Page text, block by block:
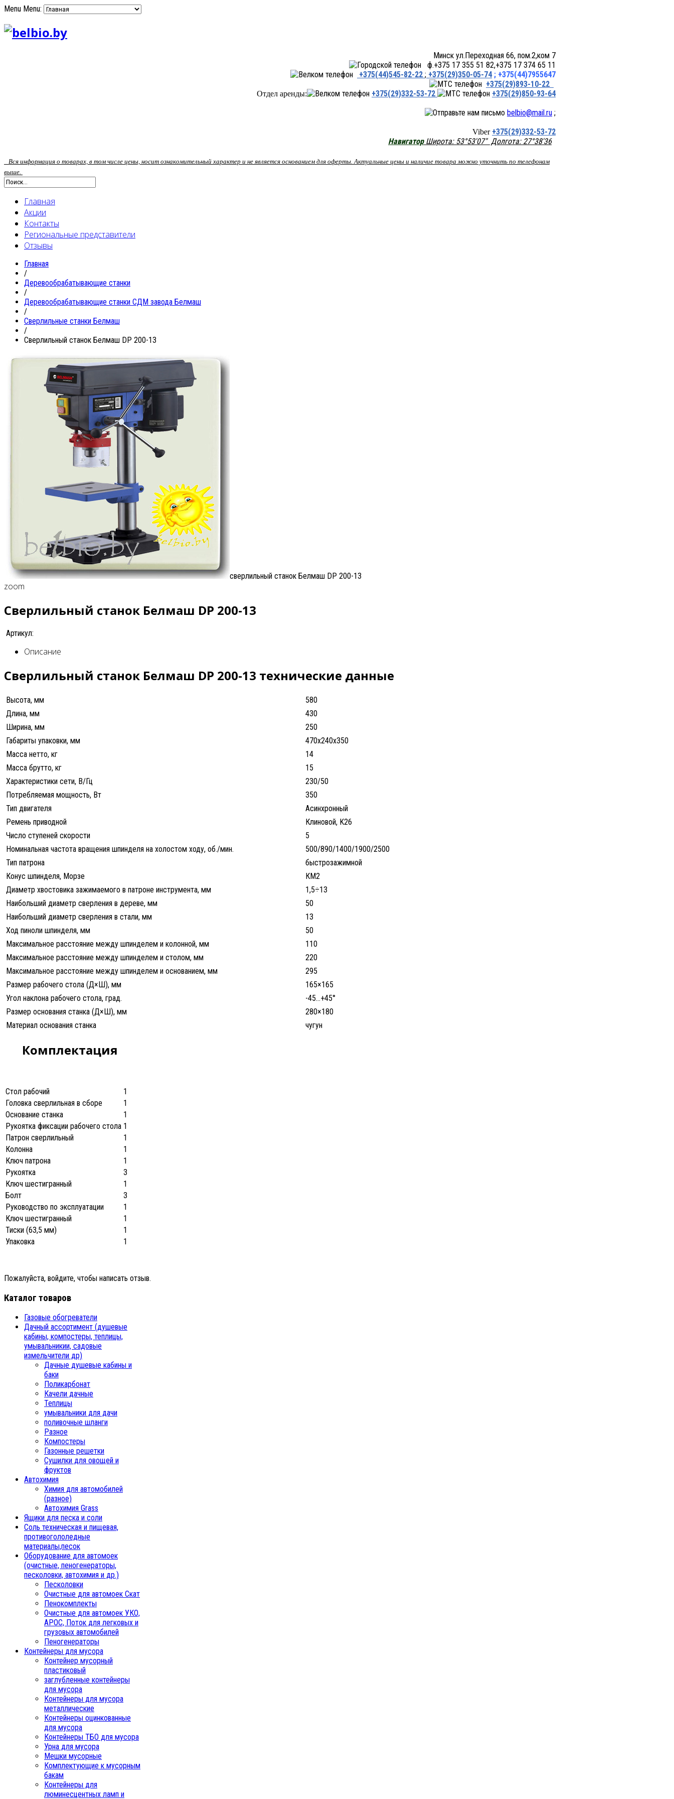
Menu Menu:
Минск ул.Переходная 66, пом.2,ком 7
ф.+375 17 355 51 82,+375 17 374 65 11
+375(44)545-82-22 ; +375(29)350-05-74 ; +375(44)7955647
+375(29)893-10-22
Отдел аренды: +375(29)332-53-72
+375(29)850-93-64
belbio@mail.ru ;
Viber +375(29)332-53-72
НавигаторШирота: 53°53'07" Долгота: 27°38'36
Вся информация о товарах, в том числе цены, носит ознакомительный характер и не является основанием для оферты. Актуальные цены и наличие товара можно уточнить по телефонам
выше.
Главная
Акции
Контакты
Региональные представители
Отзывы
Главная
/
Деревообрабатывающие станки
/
Деревообрабатывающие станки СДМ завода Белмаш
/
Сверлильные станки Белмаш
/
Сверлильный станок Белмаш DP 200-13
сверлильный станок Белмаш DP 200-13
zoom
Сверлильный станок Белмаш DP 200-13
Артикул:
Описание
Сверлильный станок Белмаш DP 200-13 технические данные
Высота, мм
580
Длина, мм
430
Ширина, мм
250
Габариты упаковки, мм
470x240x350
Масса нетто, кг
14
Масса брутто, кг
15
Характеристики сети, В/Гц
230/50
Потребляемая мощность, Вт
350
Тип двигателя
Асинхронный
Ремень приводной
Клиновой, K26
Число ступеней скорости
5
Номинальная частота вращения шпинделя на холостом ходу, об./мин.
500/890/1400/1900/2500
Тип патрона
быстрозажимной
Конус шпинделя, Морзе
КМ2
Диаметр хвостовика зажимаемого в патроне инструмента, мм
1,5÷13
Наибольший диаметр сверления в дереве, мм
50
Наибольший диаметр сверления в стали, мм
13
Ход пиноли шпинделя, мм
50
Максимальное расстояние между шпинделем и колонной, мм
110
Максимальное расстояние между шпинделем и столом, мм
220
Максимальное расстояние между шпинделем и основанием, мм
295
Размер рабочего стола (Д×Ш), мм
165×165
Угол наклона рабочего стола, град.
-45…+45°
Размер основания станка (Д×Ш), мм
280×180
Материал основания станка
чугун
Комплектация
Стол рабочий
1
Головка сверлильная в сборе
1
Основание станка
1
Рукоятка фиксации рабочего стола 1
Патрон сверлильный
1
Колонна
1
Ключ патрона
1
Рукоятка
3
Ключ шестигранный
1
Болт
3
Руководство по эксплуатации
1
Ключ шестигранный
1
Тиски (63,5 мм)
1
Упаковка
1
Пожалуйста, войдите, чтобы написать отзыв.
Каталог товаров
Газовые обогреватели
Дачный ассортимент (душевые
кабины, компостеры, теплицы,
умывальникии, садовые
измельчители др)
Дачные душевые кабины и
баки
Поликарбонат
Качели дачные
Теплицы
умывальники для дачи
поливочные шланги
Разное
Компостеры
Газонные решетки
Сушилки для овощей и
фруктов
Автохимия
Химия для автомобилей
(разное)
Автохимия Grass
Ящики для песка и соли
Соль техническая и пищевая,
противогололедные
материалы,песок
Oборудование для автомоек
(очистные, пеногенераторы,
песколовки, автохимия и др.)
Песколовки
Очистные для автомоек Скат
Пенокомплекты
Очистные для автомоек УКО,
АРОС, Поток для легковых и
грузовых автомобилей
Пеногенераторы
Контейнеры для мусора
Контейнер мусорный
пластиковый
заглубленные контейнеры
для мусора
Контейнеры для мусора
металлические
Контейнеры оцинкованные
для мусора
Контейнеры ТБО для мусора
Урна для мусора
Мешки мусорные
Комплектующие к мусорным
бакам
Контейнеры для
люминесцентных ламп и